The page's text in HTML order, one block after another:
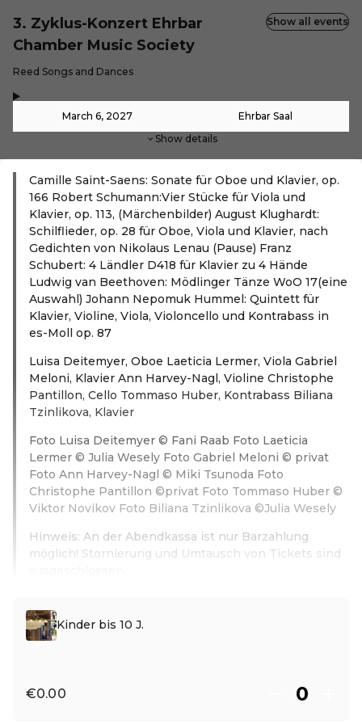
3. Zyklus-Konzert Ehrbar
Chamber Music Society
-Reed Songs and Dances
March 6, 2027 Ehrbar Saal
Show details
Show all events
Camille Saint-Saens: Sonate für Oboe und Klavier, op.
166 Robert Schumann:Vier Stücke für Viola und
Klavier, op. 113, (Märchenbilder) August Klughardt:
Schilflieder, op. 28 für Oboe, Viola und Klavier, nach
Gedichten von Nikolaus Lenau (Pause) Franz
Schubert: 4 Ländler D418 für Klavier zu 4 Hände
Ludwig van Beethoven: Mödlinger Tänze WoO 17(eine
Auswahl) Johann Nepomuk Hummel: Quintett für
Klavier, Violine, Viola, Violoncello und Kontrabass in
es-Moll op. 87
Luisa Deitemyer, Oboe Laeticia Lermer, Viola Gabriel
Meloni, Klavier Ann Harvey-Nagl, Violine Christophe
Pantillon, Cello Tommaso Huber, Kontrabass Biliana
Tzinlikova, Klavier
Foto Luisa Deitemyer © Fani Raab Foto Laeticia
Lermer © Julia Wesely Foto Gabriel Meloni © privat
Foto Ann Harvey-Nagl © Miki Tsunoda Foto
Christophe Pantillon ©privat Foto Tommaso Huber ©
Viktor Novikov Foto Biliana Tzinlikova ©Julia Wesely
Hinweis: An der Abendkassa ist nur Barzahlung
möglich! Stornierung und Umtausch von Tickets sind
Kinder bis 10 J.
€0.00